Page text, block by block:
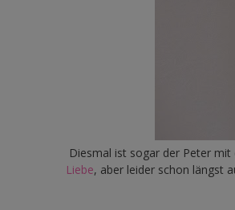
Diesmal ist sogar der Peter
Liebe, aber leider schon längst